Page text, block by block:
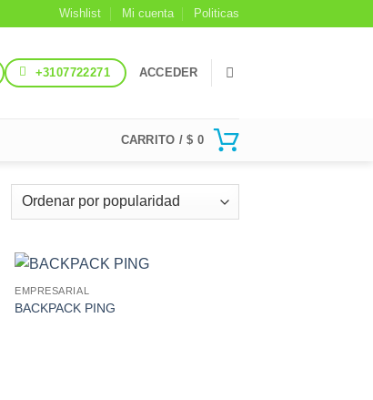
Wishlist Mi cuenta Politicas
+3107722271 ACCEDER
CARRITO /$ 0
por
EMPRESARIAL
BACKPACK PING